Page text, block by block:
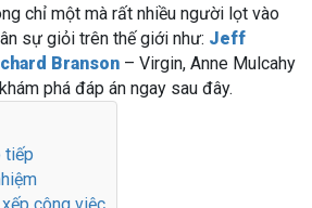
chỉ một mà rất nhiều người lọt vào
sự giỏi trên thế giới như: Jeff
Branson – Virgin, Anne Mulcahy
phá đáp án ngay sau đây.
tiếp